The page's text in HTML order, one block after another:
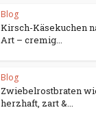
Blog
Kirsch-Käsekuchen
Art – cremig...
Blog
Zwiebelrostbraten
herzhaft, zart &...